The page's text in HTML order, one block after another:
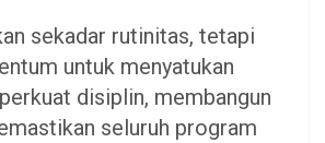
sekadar rutinitas, tetapi
untuk menyatukan
disiplin, membangun
seluruh program